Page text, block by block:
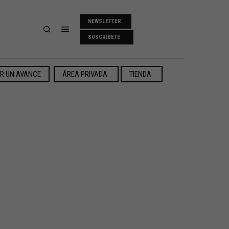
NEWSLETTER
SUSCRÍBETE
UN AVANCE ÁREA PRIVADA TIENDA